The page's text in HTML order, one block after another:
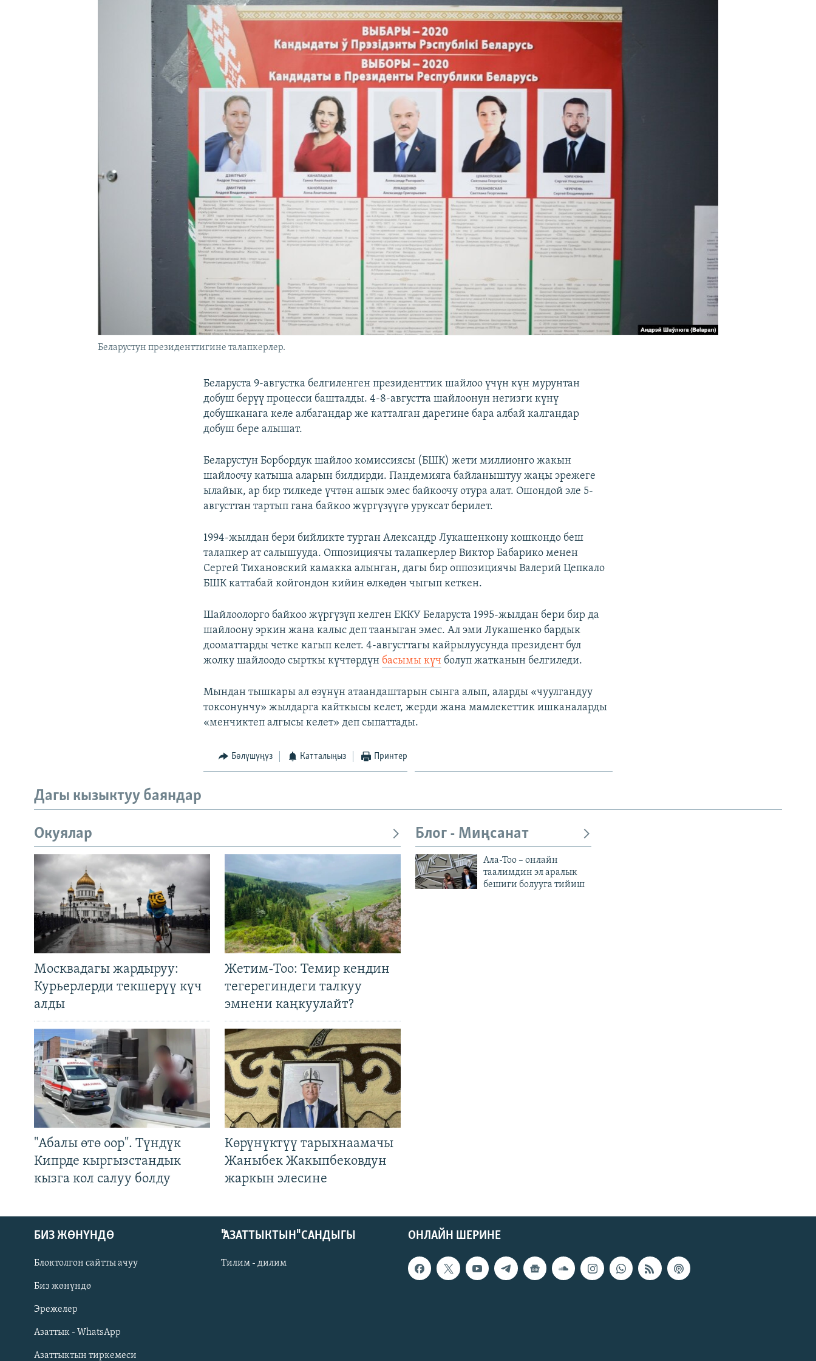
Русский
ОНЛАЙН ШЕРИНЕ
Беларустун президенттигине талапкерлер.
Беларуста 9-августка белгиленген президенттик шайлоо үчүн күн мурунтан
добуш берүү процесси башталды. 4-8-августта шайлоонун негизги күнү
добушканага келе албагандар же катталган дарегине бара албай калгандар
добуш бере алышат.
Беларустун Борбордук шайлоо комиссиясы (БШК) жети миллионго жакын
шайлоочу катыша аларын билдирди. Пандемияга байланыштуу жаңы эрежеге
ылайык, ар бир тилкеде үчтөн ашык эмес байкоочу отура алат. Ошондой эле 5-
августтан тартып гана байкоо жүргүзүүгө уруксат берилет.
1994-жылдан бери бийликте турган Александр Лукашенкону кошкондо беш
талапкер ат салышууда. Оппозициячы талапкерлер Виктор Бабарико менен
Сергей Тихановский камакка алынган, дагы бир оппозициячы Валерий Цепкало
БШК каттабай койгондон кийин өлкөдөн чыгып кеткен.
Шайлоолорго байкоо жүргүзүп келген ЕККУ Беларуста 1995-жылдан бери бир да
шайлоону эркин жана калыс деп тааныган эмес. Ал эми Лукашенко бардык
дооматтарды четке кагып келет. 4-августтагы кайрылуусунда президент бул
жолку шайлоодо сырткы күчтөрдүн басымы күч болуп жатканын белгиледи.
Мындан тышкары ал өзүнүн атаандаштарын сынга алып, аларды «чуулгандуу
токсонунчу» жылдарга кайткысы келет, жерди жана мамлекеттик ишканаларды
«менчиктеп алгысы келет» деп сыпаттады.
Бөлүшүңүз Катталыңыз Принтер
Дагы кызыктуу баяндар
Окуялар
Москвадагы жардыруу:
Курьерлерди текшерүү күч
алды
Жетим-Тоо: Темир кендин
тегерегиндеги талкуу
эмнени каңкуулайт?
"Абалы өтө оор". Түндүк
Кипрде кыргызстандык
кызга кол салуу болду
Көрүнүктүү тарыхнаамачы
Жаныбек Жакыпбековдун
жаркын элесине
Блог - Миңсанат
Ала-Тоо – онлайн
таалимдин эл аралык
бешиги болууга тийиш
ОНЛАЙН ШЕРИНЕ
БИЗ ЖӨНҮНДӨ
Блоктолгон сайтты ачуу
Биз жөнүндө
Эрежелер
Азаттык - WhatsApp
Азаттыктын тиркемеси
"АЗАТТЫКТЫН" САНДЫГЫ
Тилим - дилим